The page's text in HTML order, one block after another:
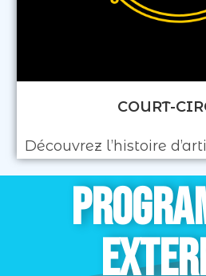
COURT-
Découvrez l’histoire